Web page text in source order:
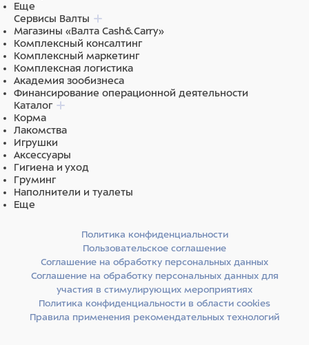
Еще
Сервисы Валты
Магазины «Валта Cash&Carry»
Комплексный консалтинг
Комплексный маркетинг
Комплексная логистика
Академия зообизнеса
Финансирование операционной деятельности
Каталог
Корма
Лакомства
Игрушки
Аксессуары
Гигиена и уход
Груминг
Наполнители и туалеты
Еще
Политика конфиденциальности
Пользовательское соглашение
Соглашение на обработку персональных данных
Соглашение на обработку персональных данных для
участия в стимулирующих мероприятиях
Политика конфиденциальности в области cookies
Правила применения рекомендательных технологий